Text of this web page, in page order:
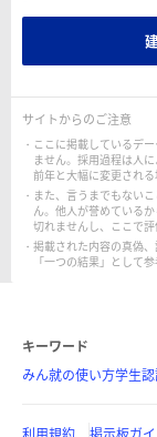
サイトからのご注意
ここに掲載しているデ
ません。採用過程は人
前年と大幅に変更される
また、言うまでもない
ん。他人が誉めている
切れませんし、ここで
掲載された内容の真偽
「一つの結果」として
キーワード
みん就の使い方学生